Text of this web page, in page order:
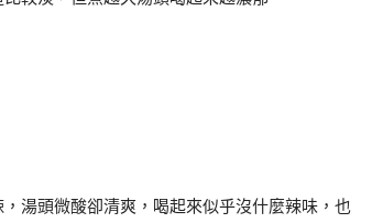
湯頭微酸卻清爽，喝起來似乎沒什麼辣味，也